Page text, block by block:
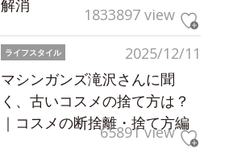
解消
1833897 view
2025/12/11
ライフスタイル
マシンガンズ滝沢さんに聞
く、古いコスメの捨て方は？
｜コスメの断捨離・捨て方編
65891 view